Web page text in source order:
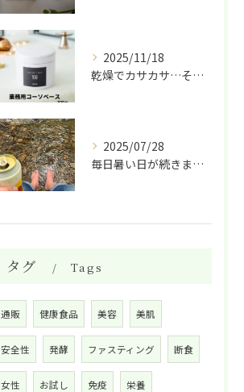
2025/11/18
乾燥でカサカサ…そんな肌に救世主✨ 天然酵母と植物エキスでし...
2025/07/28
毎日暑い日が続きますね。
タグ Tags
通販 健康食品 美容 美肌
安全性 発酵 ファスティング 断食
女性 お試し 免疫 栄養